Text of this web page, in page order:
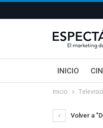
INICIO
Inicio
Volver a